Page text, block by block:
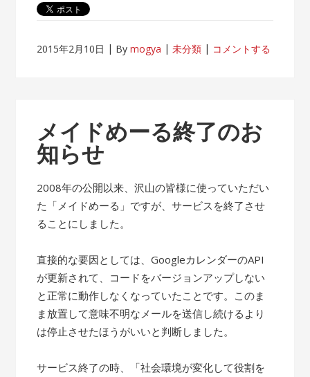
2015年2月10日 Bymogya 未分類 コメントする
メイドめーる終了のお
知らせ
2008年の公開以来、沢山の皆様に使っていただい
た「メイドめーる」ですが、サービスを終了させ
ることにしました。
直接的な要因としては、GoogleカレンダーのAPI
が更新されて、コードをバージョンアップしない
と正常に動作しなくなっていたことです。このま
ま放置して意味不明なメールを送信し続けるより
は停止させたほうがいいと判断しました。
サービス終了の時、「社会環境が変化して役割を